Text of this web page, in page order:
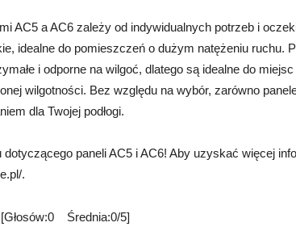
AC5 a AC6 zależy od indywidualnych potrzeb i
idealne do pomieszczeń o dużym natężeniu ruchu.
i odporne na wilgoć, dlatego są idealne do
wilgotności. Bez względu na wybór, zarówno
dla Twojej podłogi.
dotyczącego paneli AC5 i AC6! Aby uzyskać więcej
.
[Głosów:0 Średnia:0/5]